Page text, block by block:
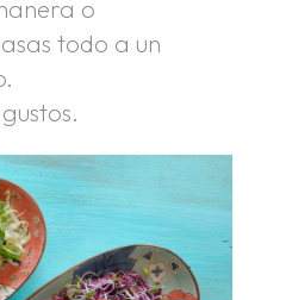
o
todo a un